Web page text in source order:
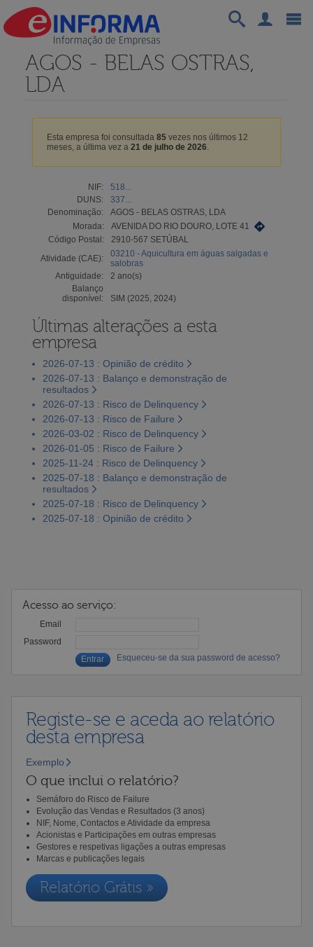
AGOS - BELAS OSTRAS,
LDA
Esta empresa foi consultada 85vezes nos últimos 12
meses, a última vez a 21 de julho de 2026.
NIF:
518...
DUNS:
337...
Denominação:
AGOS - BELAS OSTRAS, LDA
Morada:
AVENIDA DO RIO DOURO, LOTE 41
Código Postal:
2910-567 SETÚBAL
Atividade (CAE):
03210 - Aquicultura em águas salgadas e
salobras
Antiguidade:
2 ano(s)
Balanço
disponível:
SIM (2025, 2024)
Últimas alterações a esta
empresa
2026-07-13 : Opinião de crédito
2026-07-13 : Balanço e demonstração de
resultados
2026-07-13 : Risco de Delinquency
2026-07-13 : Risco de Failure
2026-03-02 : Risco de Delinquency
2026-01-05 : Risco de Failure
2025-11-24 : Risco de Delinquency
2025-07-18 : Balanço e demonstração de
resultados
2025-07-18 : Risco de Delinquency
2025-07-18 : Opinião de crédito
Acesso ao serviço:
Email
Password
Esqueceu-se da sua password de acesso?
Registe-se e aceda ao relatório
desta empresa
Exemplo
O que inclui o relatório?
Semáforo do Risco de Failure
Evolução das Vendas e Resultados (3 anos)
NIF, Nome, Contactos e Atividade da empresa
Acionistas e Participações em outras empresas
Gestores e respetivas ligações a outras empresas
Marcas e publicações legais
Relatório Grátis »